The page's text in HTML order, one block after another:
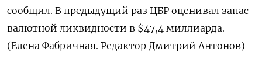
сообщил. В предыдущий раз ЦБР оценивал запас
валютной ликвидности в $47,4 миллиарда.
(Елена Фабричная. Редактор Дмитрий Антонов)